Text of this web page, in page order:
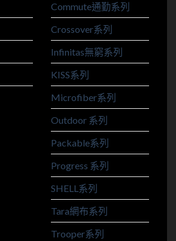
Commute通勤系列
Crossover系列
Infinitas無窮系列
KISS系列
Microfiber系列
Outdoor 系列
Packable系列
Progress 系列
SHELL系列
Tara網布系列
Trooper系列